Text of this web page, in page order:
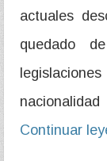
actuales
quedado
Continuar